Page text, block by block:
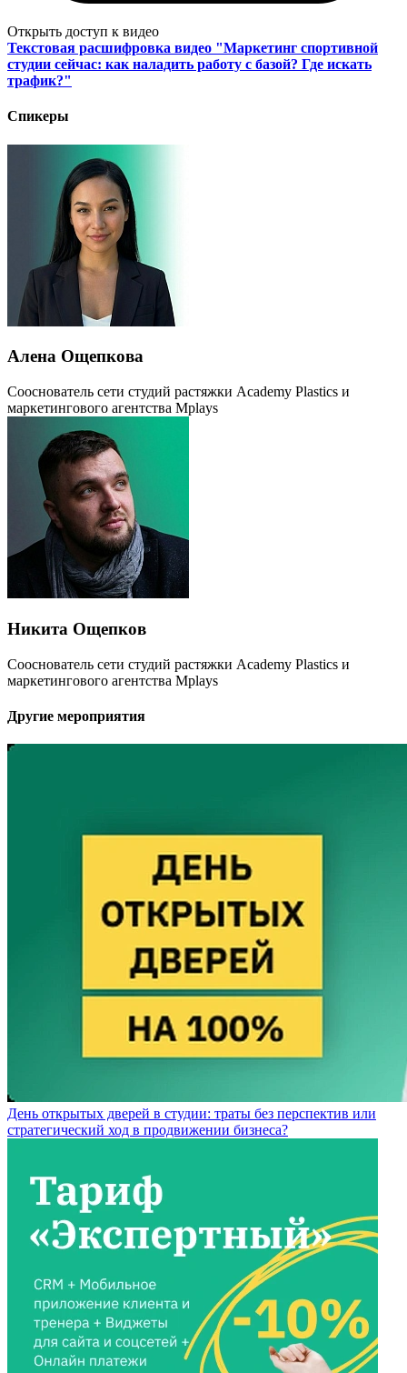
Открыть доступ к видео
Текстовая расшифровка видео "Маркетинг спортивной
студии сейчас: как наладить работу с базой? Где искать
трафик?"
Спикеры
Алена Ощепкова
Сооснователь сети студий растяжки Academy Plastics и
маркетингового агентства Mplays
Никита Ощепков
Сооснователь сети студий растяжки Academy Plastics и
маркетингового агентства Mplays
Другие мероприятия
День открытых дверей в студии: траты без перспектив или
стратегический ход в продвижении бизнеса?